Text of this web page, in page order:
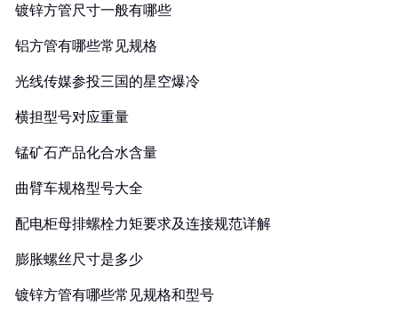
镀锌方管尺寸一般有哪些
铝方管有哪些常见规格
光线传媒参投三国的星空爆冷
横担型号对应重量
锰矿石产品化合水含量
曲臂车规格型号大全
配电柜母排螺栓力矩要求及连接规范详解
膨胀螺丝尺寸是多少
镀锌方管有哪些常见规格和型号